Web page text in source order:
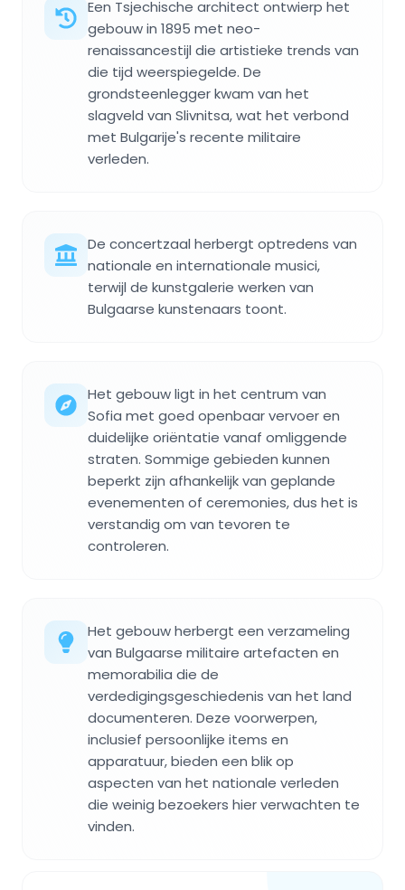
Een Tsjechische architect ontwierp het
gebouw in 1895 met neo-
renaissancestijl die artistieke trends van
die tijd weerspiegelde. De
grondsteenlegger kwam van het
slagveld van Slivnitsa, wat het verbond
met Bulgarije's recente militaire
verleden.
De concertzaal herbergt optredens van
nationale en internationale musici,
terwijl de kunstgalerie werken van
Bulgaarse kunstenaars toont.
Het gebouw ligt in het centrum van
Sofia met goed openbaar vervoer en
duidelijke oriëntatie vanaf omliggende
straten. Sommige gebieden kunnen
beperkt zijn afhankelijk van geplande
evenementen of ceremonies, dus het is
verstandig om van tevoren te
controleren.
Het gebouw herbergt een verzameling
van Bulgaarse militaire artefacten en
memorabilia die de
verdedigingsgeschiedenis van het land
documenteren. Deze voorwerpen,
inclusief persoonlijke items en
apparatuur, bieden een blik op
aspecten van het nationale verleden
die weinig bezoekers hier verwachten te
vinden.